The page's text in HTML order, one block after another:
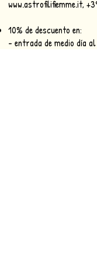
www.astrofilifiemme.it,
10% de descuento en:
- entrada de medio día